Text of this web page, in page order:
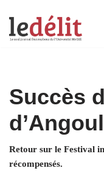
Aller
Succès
Retour sur le Festival
récompensés.